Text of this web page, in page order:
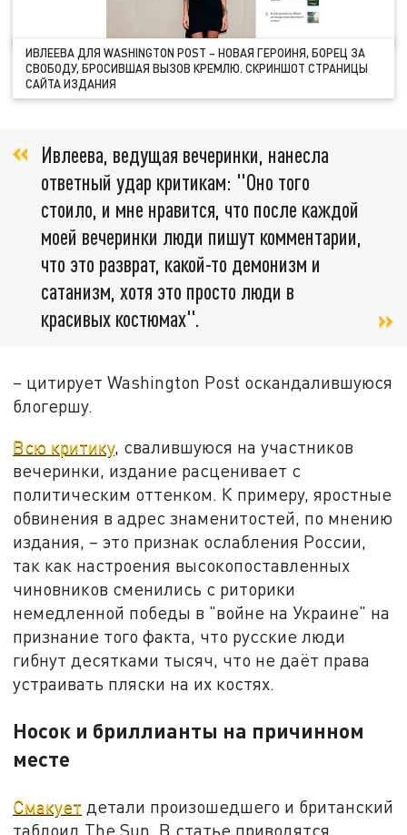
ИВЛЕЕВА ДЛЯ WASHINGTON POST – НОВАЯ ГЕРОИНЯ, БОРЕЦ ЗА
СВОБОДУ, БРОСИВШАЯ ВЫЗОВ КРЕМЛЮ. СКРИНШОТ СТРАНИЦЫ
САЙТА ИЗДАНИЯ
Ивлеева, ведущая вечеринки, нанесла
ответный удар критикам: "Оно того
стоило, и мне нравится, что после каждой
моей вечеринки люди пишут комментарии,
что это разврат, какой-то демонизм и
сатанизм, хотя это просто люди в
красивых костюмах".
– цитирует Washington Post оскандалившуюся
блогершу.
Всю критику, свалившуюся на участников
вечеринки, издание расценивает с
политическим оттенком. К примеру, яростные
обвинения в адрес знаменитостей, по мнению
издания, – это признак ослабления России,
так как настроения высокопоставленных
чиновников сменились с риторики
немедленной победы в "войне на Украине" на
признание того факта, что русские люди
гибнут десятками тысяч, что не даёт права
устраивать пляски на их костях.
Носок и бриллианты на причинном
месте
Смакует детали произошедшего и британский
таблоид The Sun. В статье приводятся